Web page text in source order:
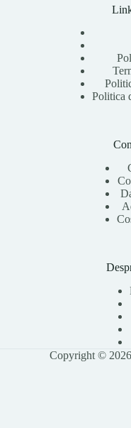
Politica
Copyright ©